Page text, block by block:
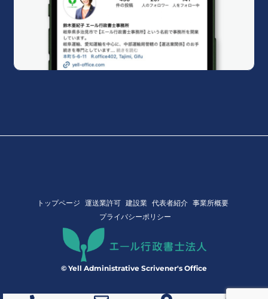
トップページ 運送業許可 建設業 代表者紹介 事業所概要
プライバシーポリシー
© Yell Administrative Scrivener's Office